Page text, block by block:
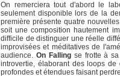
On remerciera tout d'abord le
seulement disponible lors de la
première présente quatre
soit une composition hautement
difficile de distinguer une réelle
improvisées et méditatives de
audience. On Fallingse frotte à sa
introvertie, élaborant des loops
profondes et étendues faisant